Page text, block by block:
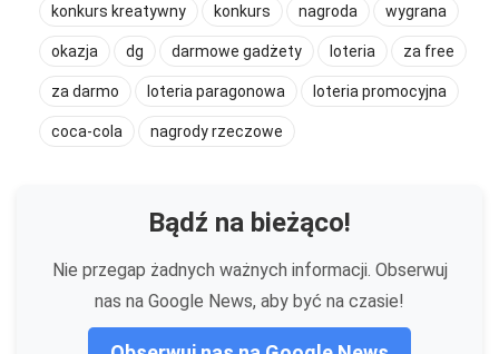
konkurs kreatywny konkurs nagroda wygrana
okazja dg darmowe gadżety loteria za free
za darmo loteria paragonowa loteria promocyjna
coca-cola nagrody rzeczowe
Bądź na bieżąco!
Nie przegap żadnych ważnych informacji. Obserwuj
nas na Google News, aby być na czasie!